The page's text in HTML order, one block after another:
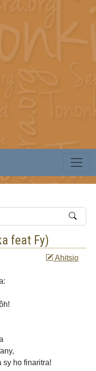
feat Fy)
Ahitsio
sy ho finaritra!